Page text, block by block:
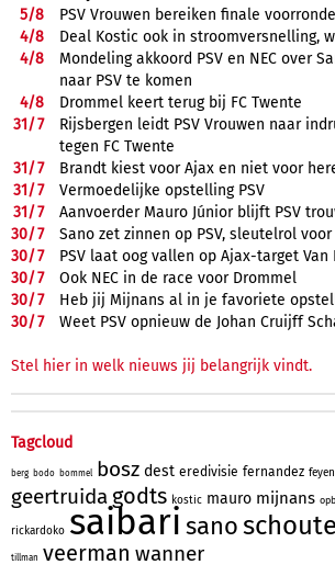
5/8
PSV Vrouwen bereiken finale
4/8
Deal Kostic ook in stroomversnelling,
4/8
Mondeling akkoord PSV en NEC over
naar PSV te komen
4/8
Drommel keert terug bij FC Twente
31/7
Rijsbergen leidt PSV Vrouwen naar
tegen FC Twente
31/7
Brandt kiest voor Ajax en niet voor
31/7
Vermoedelijke opstelling PSV
31/7
Aanvoerder Mauro Júnior blijft PSV
30/7
Sano zet zinnen op PSV, sleutelrol
30/7
PSV laat oog vallen op Ajax-target Van
30/7
Ook NEC in de race voor Drommel
30/7
Heb jij Mijnans al in je favoriete
30/7 Weet PSV opnieuw de Johan Cruijff
Stel hier in welk nieuws jij belangrijk vindt.
Tagcloud
berg bodo bommel bosz dest eredivisie fernandez
geertruida godts kostic mauro mijnans
rickardoko saibari sano
tillman veerman wanner